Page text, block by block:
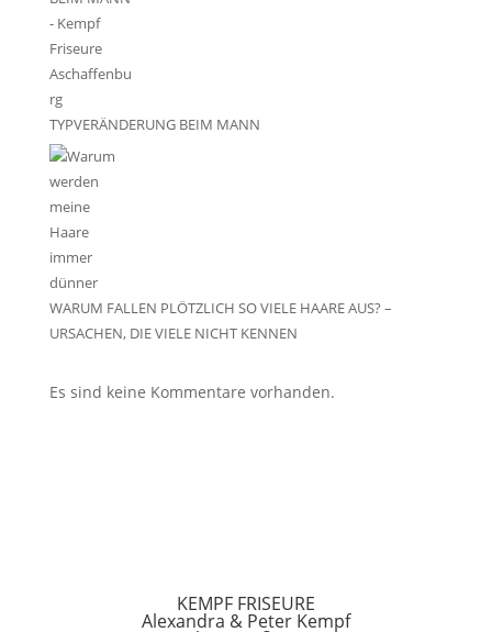
TYPVERÄNDERUNG BEIM MANN
WARUM FALLEN PLÖTZLICH SO VIELE HAARE AUS? –
URSACHEN, DIE VIELE NICHT KENNEN
Es sind keine Kommentare vorhanden.
KEMPF FRISEURE
Alexandra & Peter Kempf